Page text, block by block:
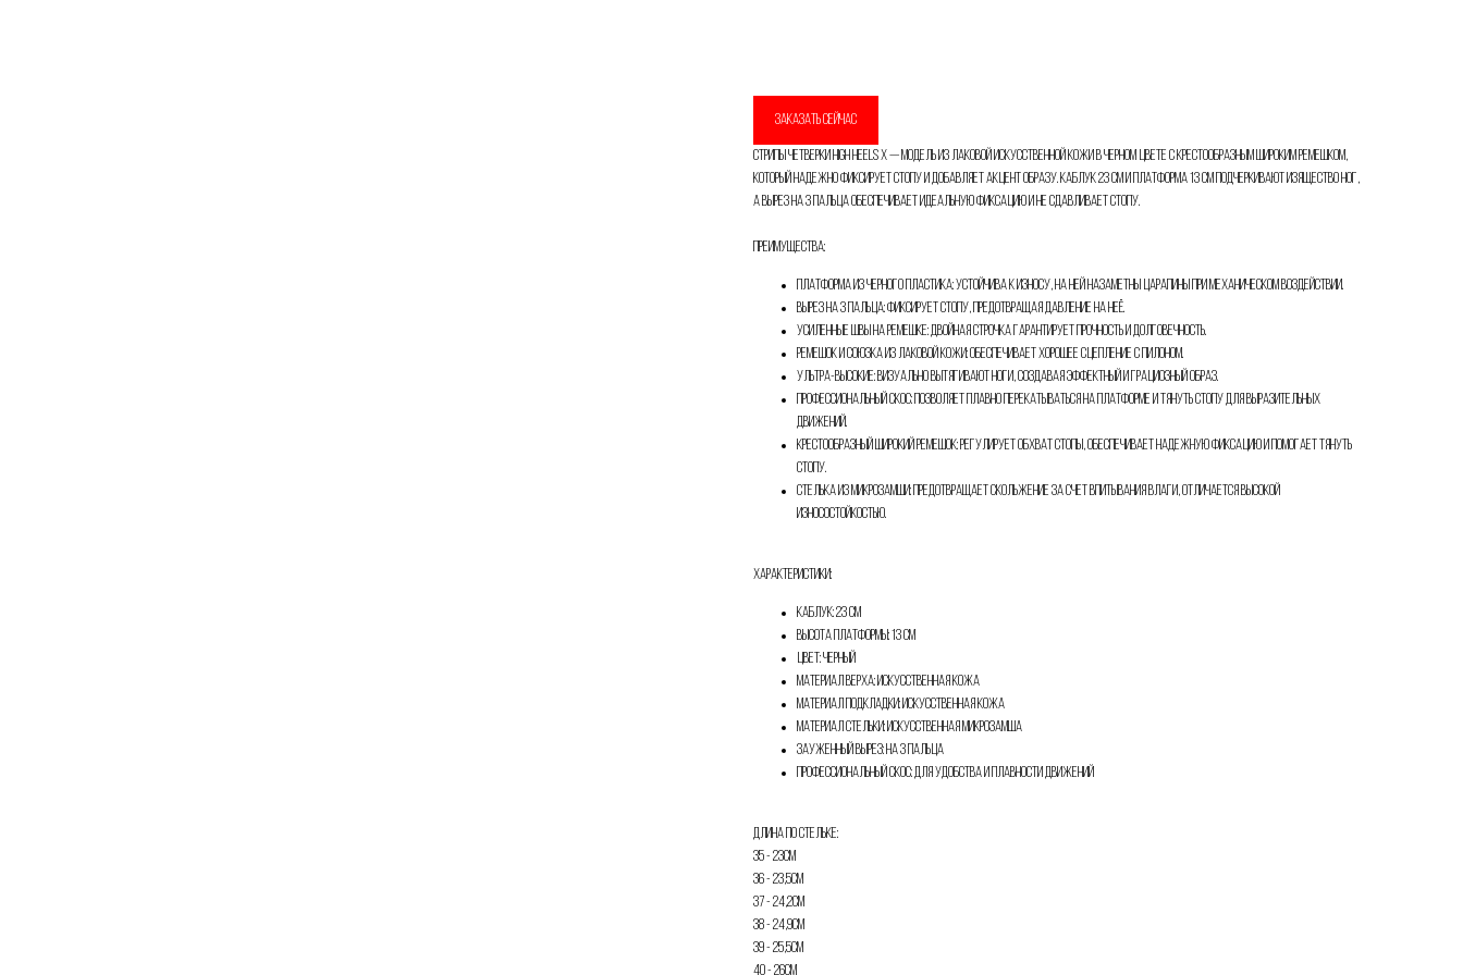
Привет! Дарим тебе -10% на первую покупку!
...и узнавай об акциях первой!
Нажимая на кнопку, вы даете согласие на обработку своих
персональных данных согласно 152-ФЗ.Подробнее
ЗАКАЗАТЬ СЕЙЧАС
Стрипы Четверки High Heels X — модель из лаковой искусственной кожи в черном цвете с крестообразным широким ремешком,
который надежно фиксирует стопу и добавляет акцент образу. Каблук 23 см и платформа 13 см подчеркивают изящество ног,
а вырез на 3 пальца обеспечивает идеальную фиксацию и не сдавливает стопу.
Преимущества:
Платформа из черного пластика: устойчива к износу, на ней назаметны царапины при механическом воздействии.
Вырез на 3 пальца: фиксирует стопу, предотвращая давление на неё.
Усиленные швы на ремешке: двойная строчка гарантирует прочность и долговечность.
Ремешок и союзка из лаковой кожи: обеспечивает хорошее сцепление с пилоном.
Ультра-высокие: визуально вытягивают ноги, создавая эффектный и грациозный образ.
Профессиональный скос: позволяет плавно перекатываться на платформе и тянуть стопу для выразительных
движений.
Крестообразный широкий ремешок: регулирует обхват стопы, обеспечивает надежную фиксацию и помогает тянуть
стопу.
Стелька из микрозамши: предотвращает скольжение за счет впитывания влаги, отличается высокой
износостойкостью.
Характеристики:
Каблук: 23 см
Высота платформы: 13 см
Цвет: черный
Материал верха: искусственная кожа
Материал подкладки: искусственная кожа
Материал стельки: искусственная микрозамша
Зауженный вырез: на 3 пальца
Профессиональный скос: для удобства и плавности движений
Длина по стельке:
35 - 23см
36 - 23,5см
37 - 24,2см
38 - 24,9см
39 - 25,5см
40 - 26см